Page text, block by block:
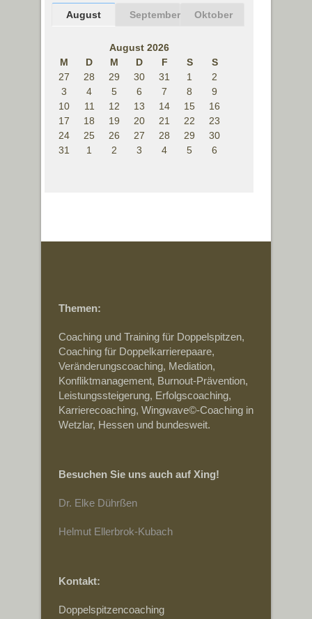
August September Oktober
August 2026
M
D M D F S
S
27
28 29 30 31 1
2
3
4 5 6 7 8
9
10
11 12 13 14 15
16
17
18 19 20 21 22
23
24
25 26 27 28 29
30
31
1 2 3 4 5 6
Themen:
Coaching und Training für Doppelspitzen,
Coaching für Doppelkarrierepaare,
Veränderungscoaching, Mediation,
Konfliktmanagement, Burnout-Prävention,
Leistungssteigerung, Erfolgscoaching,
Karrierecoaching, Wingwave©-Coaching in
Wetzlar, Hessen und bundesweit.
Besuchen Sie uns auch auf Xing!
Dr. Elke Dührßen
Helmut Ellerbrok-Kubach
Kontakt:
Doppelspitzencoaching